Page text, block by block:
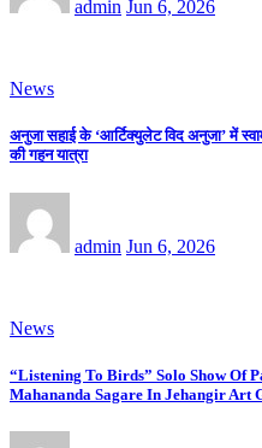
admin Jun 6, 2026
News
अनुजा सहाई के ‘आर्टिक्युलेट विद अनुजा’ में
की गहन यात्रा
admin Jun 6, 2026
News
“Listening To Birds” Solo Show Of
Mahananda Sagare In Jehangir Art